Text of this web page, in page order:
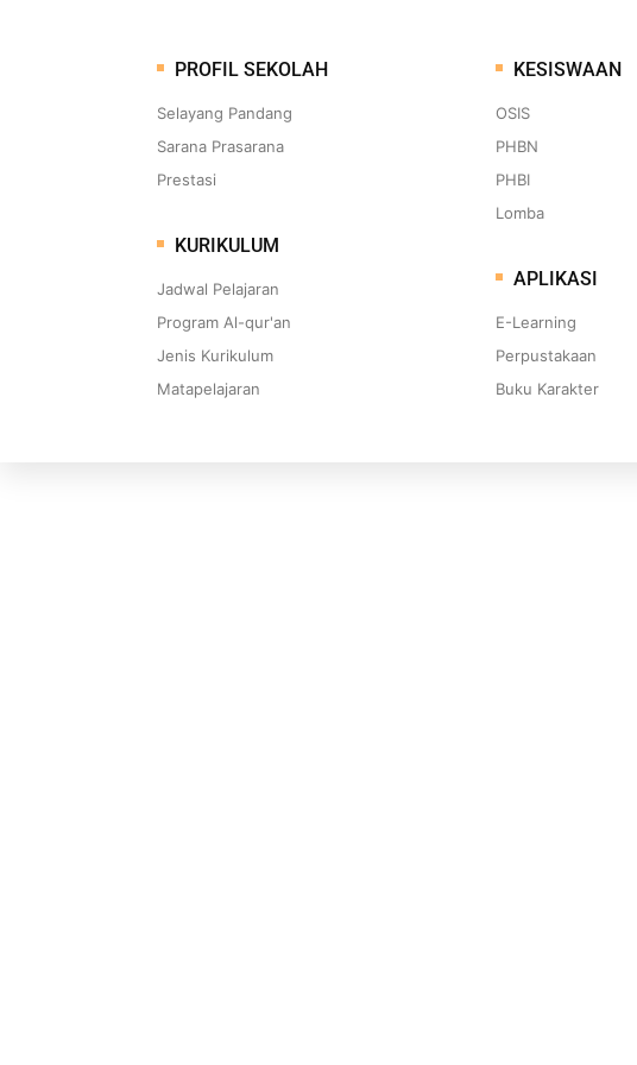
PROFIL SEKOLAH
Selayang Pandang
Sarana Prasarana
Prestasi
KURIKULUM
Jadwal Pelajaran
Program Al-qur'an
Jenis Kurikulum
Matapelajaran
KESISWAAN
OSIS
PHBN
PHBI
Lomba
APLIKASI
E-Learning
Perpustakaan
Buku Karakter